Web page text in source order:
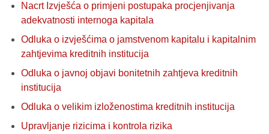
Nacrt Izvješća o primjeni postupaka procjenjivanja
adekvatnosti internoga kapitala
Odluka o izvješćima o jamstvenom kapitalu i kapitalnim
zahtjevima kreditnih institucija
Odluka o javnoj objavi bonitetnih zahtjeva kreditnih
institucija
Odluka o velikim izloženostima kreditnih institucija
Upravljanje rizicima i kontrola rizika